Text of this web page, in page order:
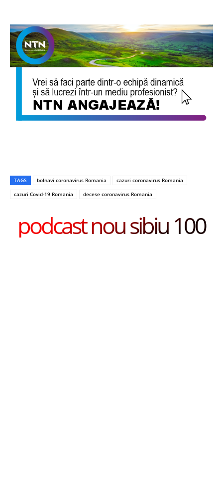
TAGS bolnavi coronavirus Romania
cazuri coronavirus Romania
cazuri Covid-19 Romania
decese coronavirus Romania
podcast nou sibiu 100